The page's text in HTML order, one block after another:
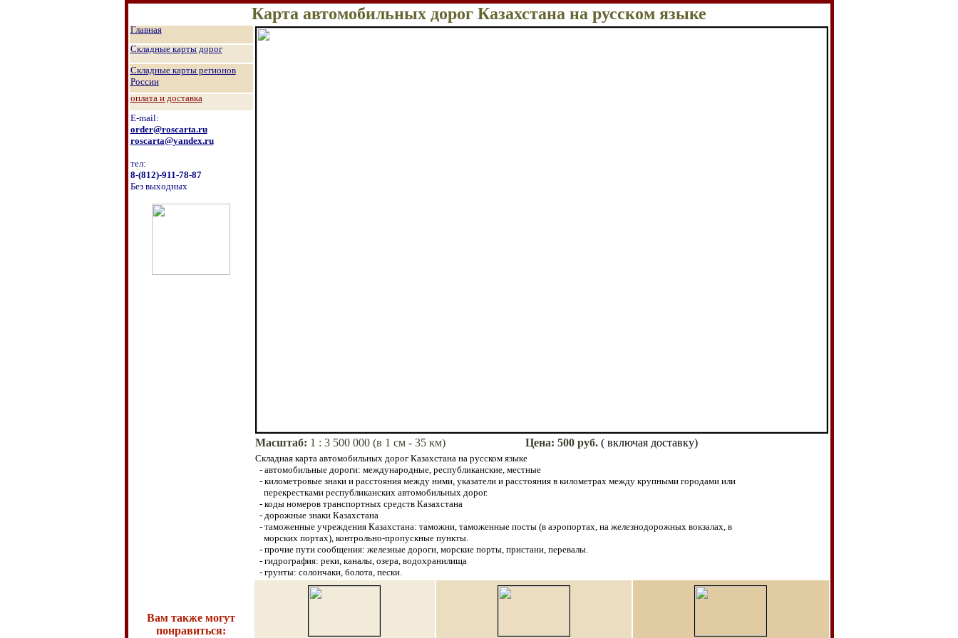
Карта автомобильных дорог Казахстана на русском языке
Главная
Складные карты дорог
Складные карты регионов
России
оплата и доставка
E-mail:
order@roscarta.ru
roscarta@yandex.ru
тел:
8-(812)-911-78-87
Без выходных
Масштаб: 1 : 3 500 000(в 1 см - 35 км) Цена: 500 руб. ( включая доставку)
Складная карта автомобильных дорог Казахстана на русском языке
- автомобильные дороги: международные, республиканские, местные
- километровые знаки и расстояния между ними, указатели и расстояния в километрах между крупными городами или
перекрестками республиканских автомобильных дорог.
- коды номеров транспортных средств Казахстана
- дорожные знаки Казахстана
- таможенные учреждения Казахстана: таможни, таможенные посты (в аэропортах, на железнодорожных вокзалах, в
морских портах), контрольно-пропускные пункты.
- прочие пути сообщения: железные дороги, морские порты, пристани, перевалы.
- гидрография: реки, каналы, озера, водохранилища
- грунты: солончаки, болота, пески.
Вам также могут
понравиться: